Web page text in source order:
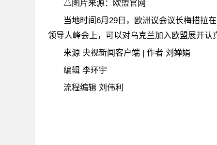
△图片来源：欧盟官网
当地时间6月29日，欧洲议会议长梅措拉
领导人峰会上，可以对乌克兰加入欧盟展开认
来源 央视新闻客户端 | 作者 刘婵娟
编辑 李环宇
流程编辑 刘伟利